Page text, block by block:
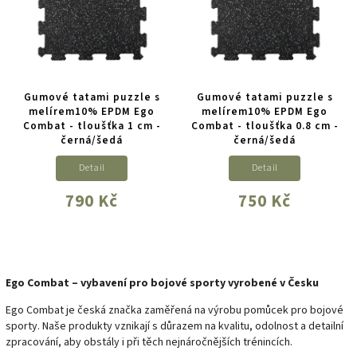
Gumové tatami puzzle s
melírem10% EPDM Ego
Combat - tloušťka 1 cm -
černá/šedá
790 Kč
Detail
Gumové tatami puzzle s
melírem10% EPDM Ego
Combat - tloušťka 0.8 cm -
černá/šedá
750 Kč
Detail
Ego Combat – vybavení pro bojové sporty vyrobené v Česku
Ego Combat je česká značka zaměřená na výrobu pomůcek pro bojové
sporty. Naše produkty vznikají s důrazem na kvalitu, odolnost a detailní
zpracování, aby obstály i při těch nejnáročnějších trénincích.